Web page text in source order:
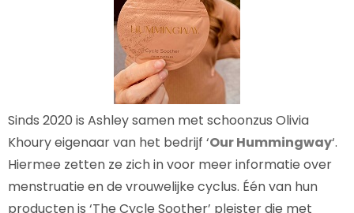
Sinds 2020 is Ashley samen met schoonzus Olivia
Khoury eigenaar van het bedrijf ‘Our Hummingway‘.
Hiermee zetten ze zich in voor meer informatie over
menstruatie en de vrouwelijke cyclus. Één van hun
producten is ‘The Cycle Soother’ pleister die met